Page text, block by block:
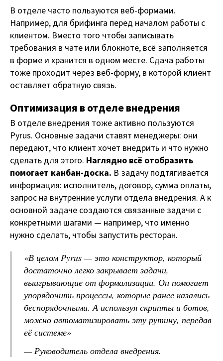
В отделе часто пользуются веб-формами.
Например, для брифинга перед началом работы с
клиентом. Вместо того чтобы записывать
требования в чате или блокноте, всё заполняется
в форме и хранится в одном месте. Сдача работы
тоже проходит через веб-форму, в которой клиент
оставляет обратную связь.
Оптимизация в отделе внедрения
В отделе внедрения тоже активно пользуются
Pyrus. Основные задачи ставят менеджеры: они
передают, что клиент хочет внедрить и что нужно
сделать для этого. Наглядно всё отобразить
помогает канбан-доска. В задачу подтягивается
информация: исполнитель, договор, сумма оплаты,
запрос на внутренние услуги отдела внедрения. А к
основной задаче создаются связанные задачи с
конкретными шагами — например, что именно
нужно сделать, чтобы запустить ресторан.
«В целом Pyrus — это конструктор, который
достаточно легко закрывает задачи,
выигрывающие от формализации. Он помогает
упорядочить процессы, которые ранее казались
беспорядочными. А используя скрипты и ботов,
можно автоматизировать эту рутину, передав
её системе»
— Руководитель отдела внедрения.